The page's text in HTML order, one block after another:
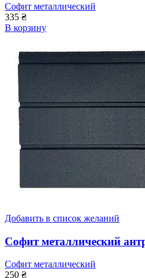
Софит металлический
335 ₴
В корзину
Добавить в список желаний
Софит металлический
Софит металлический
250 ₴